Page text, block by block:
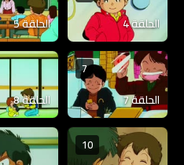
الحلقة 4 الحلقة 5
7
الحلقة 7 الحلقة 8
10